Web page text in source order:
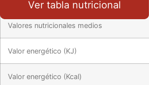
Ver tabla nutricional
Valores nutricionales medios
Valor energético (KJ)
Valor energético (Kcal)